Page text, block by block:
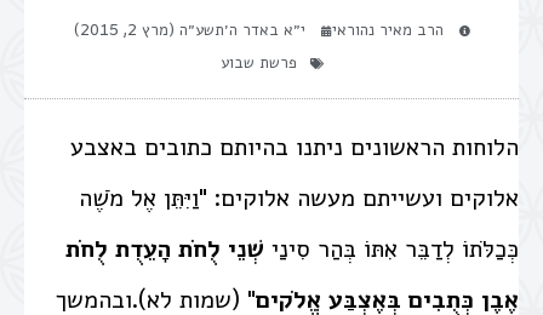
הרב מאיר נהוראי
י״א באדר ה׳תשע״ה (מרץ 2, 2015)
פרשת שבוע
הלוחות הראשונים ניתנו בהיותם כתובים באצבע
אלוקים ועשייתם מעשה אלוקים: "וַיִּתֵּן אֶל מֹשֶׁה
כְּכַלֹּתוֹ לְדַבֵּר אִתּוֹ בְּהַר סִינַישְׁנֵי לֻחֹת הָעֵדֻת לֻחֹת
אֶבֶן כְּתֻבִים בְּאֶצְבַּע אֱלֹקים" (שמות לא).ובהמשך